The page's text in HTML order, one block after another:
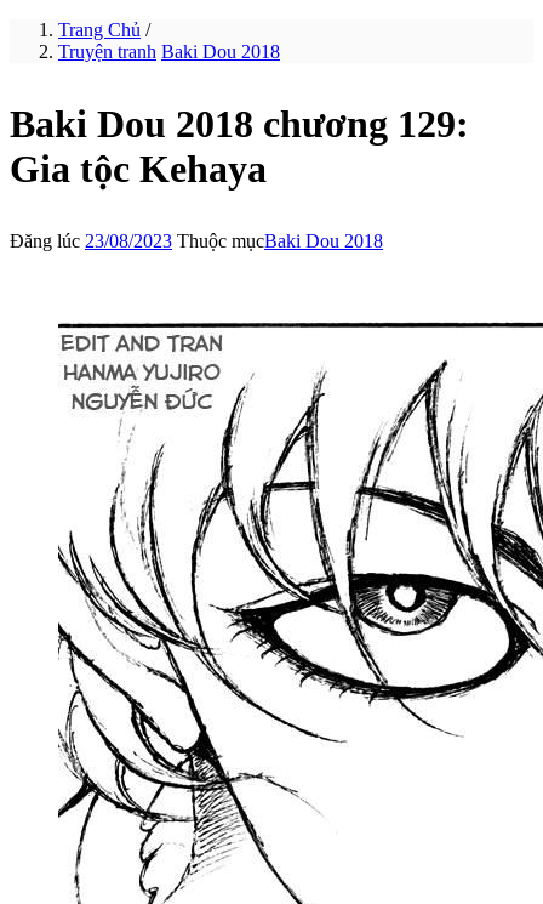
Trang Chủ /
Truyện tranh Baki Dou 2018
Baki Dou 2018 chương 129:
Gia tộc Kehaya
Đăng lúc 23/08/2023 Thuộc mụcBaki Dou 2018